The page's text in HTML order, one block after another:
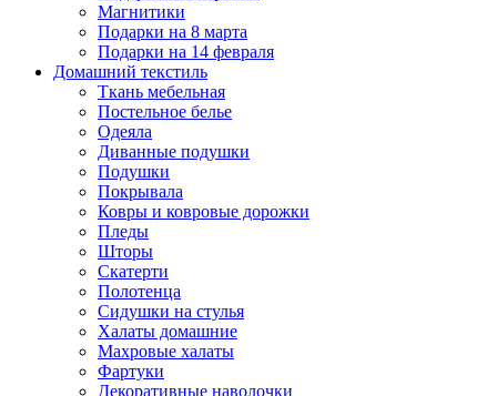
Магнитики
Подарки на 8 марта
Подарки на 14 февраля
Домашний текстиль
Ткань мебельная
Постельное белье
Одеяла
Диванные подушки
Подушки
Покрывала
Ковры и ковровые дорожки
Пледы
Шторы
Скатерти
Полотенца
Сидушки на стулья
Халаты домашние
Махровые халаты
Фартуки
Декоративные наволочки